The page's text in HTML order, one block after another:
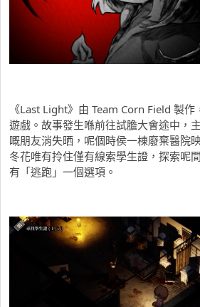
《Last Light》由 Team Corn Field 製
遊戲。故事發生喺前往試膽大會途中，
嘅朋友消失晒，呢個時侯一棟廢棄醫院
冬花唯有拎住僅有線索學生證，探索呢
有「逃跑」一個選項。